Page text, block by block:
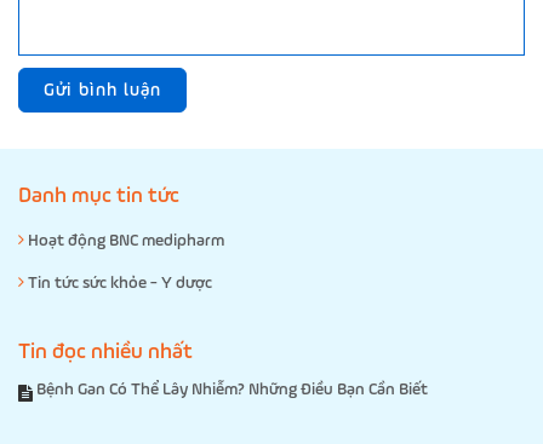
Gửi bình luận
Danh mục tin tức
Hoạt động BNC medipharm
Tin tức sức khỏe - Y dược
Tin đọc nhiều nhất
Bệnh Gan Có Thể Lây Nhiễm? Những Điều Bạn Cần Biết